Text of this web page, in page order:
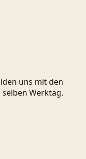
uns mit den
Werktag.